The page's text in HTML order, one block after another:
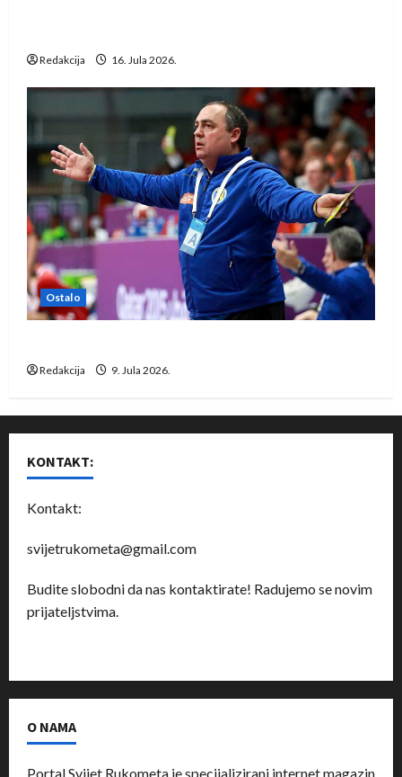
Redakcija 16. Jula 2026.
Ostalo
Redakcija 9. Jula 2026.
KONTAKT:
Kontakt:
svijetrukometa@gmail.com
Budite slobodni da nas kontaktirate! Radujemo se novim
prijateljstvima.
O NAMA
Portal Svijet Rukometa je specijalizirani internet magazin